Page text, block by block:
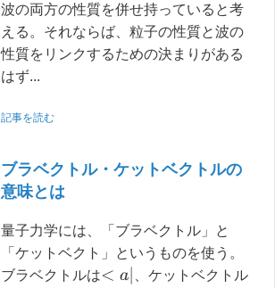
波の両方の性質を併せ持っていると考
える。それならば、粒子の性質と波の
性質をリンクするための決まりがある
はず...
記事を読む
ブラベクトル・ケットベクトルの
意味とは
量子力学には、「ブラベクトル」と
「ケットベクト」というものを使う。
ブラベクトルは<a |
、ケットベクトル